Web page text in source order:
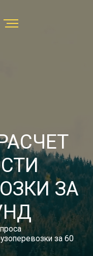
533-86-05
бесплатный
Тарифы
Отзывы
Статьи
Новости
Документы
ЗА
за 60